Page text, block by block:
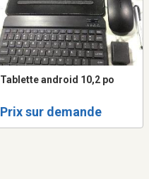
Tablette android 10,2 po
Prix sur demande